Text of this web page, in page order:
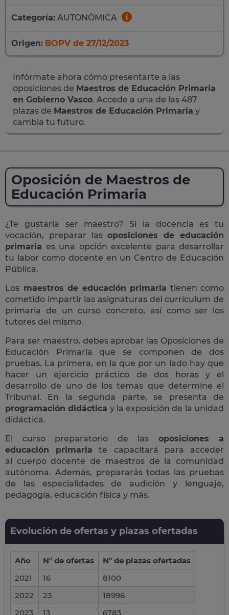
Categoría: AUTONÓMICA
Origen: BOPV de 27/12/2023
Infórmate ahora cómo presentarte a las
oposiciones de Maestros de Educación Primaria
en Gobierno Vasco. Accede a una de las 487
plazas de Maestros de Educación Primaria y
cambia tu futuro.
Oposición de Maestros de
Educación Primaria
¿Te gustaría ser maestro? Si la docencia es tu
vocación, preparar lasoposiciones de educación
primaria es una opción excelente para desarrollar
tu labor como docente en un Centro de Educación
Pública.
Los maestros de educación primaria tienen como
cometido impartir las asignaturas del currículum de
primaria de un curso concreto, así como ser los
tutores del mismo.
Para ser maestro, debes aprobar las Oposiciones de
Educación Primaria que se componen de dos
pruebas. La primera, en la que por un lado hay que
hacer un ejercicio práctico de dos horas y el
desarrollo de uno de los temas que determine el
Tribunal. En la segunda parte, se presenta de
programación didáctica y la exposición de la unidad
didáctica.
El curso preparatorio de las oposiciones a
educación primaria te capacitará para acceder
al cuerpo docente de maestros de la comunidad
autónoma. Además, prepararás todas las pruebas
de las especialidades de audición y lenguaje,
pedagogía, educación física y más.
Evolución de ofertas y plazas ofertadas
Año Nº de ofertas
Nº de plazas ofertadas
2021
16
8100
2022
23
18996
2023
13 6783